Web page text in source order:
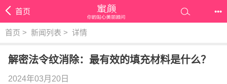
首页 •••
首页 > 新闻列表 > 详情
解密法令纹消除：最有效的填充材料是什么？
2024年03月20日